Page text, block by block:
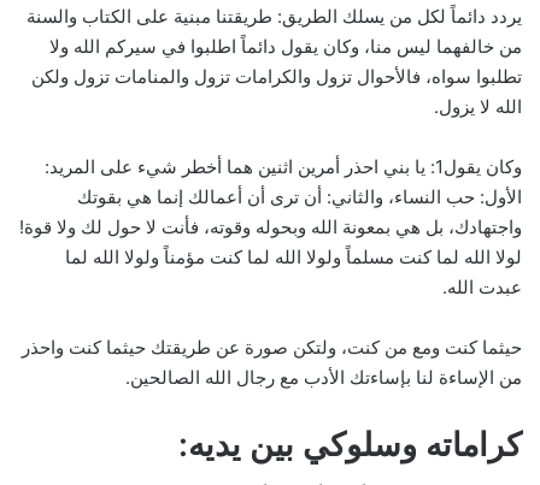
يردد دائماً لكل من يسلك الطريق: طريقتنا مبنية على الكتاب والسنة
من خالفهما ليس منا، وكان يقول دائماً اطلبوا في سيركم الله ولا
تطلبوا سواه، فالأحوال تزول والكرامات تزول والمنامات تزول ولكن
الله لا يزول.
وكان يقول1: يا بني احذر أمرين اثنين هما أخطر شيء على المريد:
الأول: حب النساء، والثاني: أن ترى أن أعمالك إنما هي بقوتك
واجتهادك، بل هي بمعونة الله وبحوله وقوته، فأنت لا حول لك ولا قوة!
لولا الله لما كنت مسلماً ولولا الله لما كنت مؤمناً ولولا الله لما
عبدت الله.
حيثما كنت ومع من كنت، ولتكن صورة عن طريقتك حيثما كنت واحذر
من الإساءة لنا بإساءتك الأدب مع رجال الله الصالحين.
كراماته وسلوكي بين يديه: